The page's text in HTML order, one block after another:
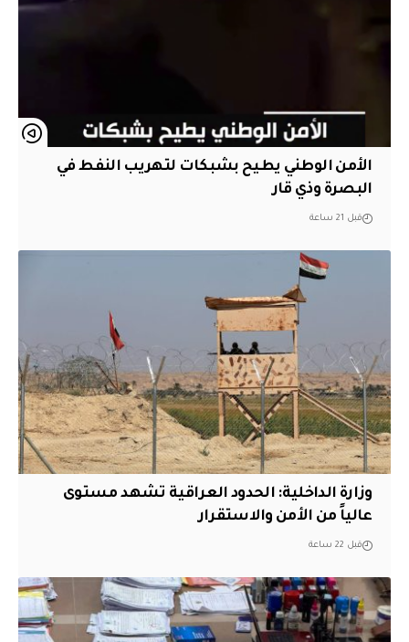
الأمن الوطني يطيح بشبكات لتهريب النفط في
البصرة وذي قار
قبل 21 ساعة
وزارة الداخلية: الحدود العراقية تشهد مستوى
عالياً من الأمن والاستقرار
قبل 22 ساعة